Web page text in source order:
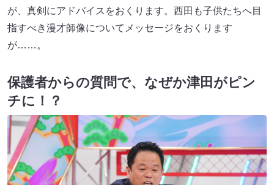
が、真剣にアドバイスをおくります。西田も子供たちへ目
指すべき漫才師像についてメッセージをおくります
が……。
保護者からの質問で、なぜか津田がピン
チに！？